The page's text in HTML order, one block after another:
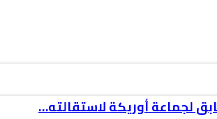
لجماعة أوريكة لاستقالته…